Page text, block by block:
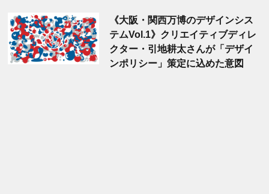
《大阪・関西万博のデザインシス
テムVol.1》クリエイティブディレ
クター・引地耕太さんが「デザイ
ンポリシー」策定に込めた意図